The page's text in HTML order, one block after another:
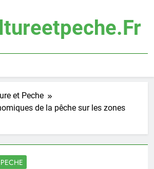
et Peche
de la pêche sur les zones